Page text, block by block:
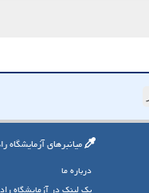
میانبرهای آزمایشگاه
درباره ما
بک لینک در آزمایشگاه